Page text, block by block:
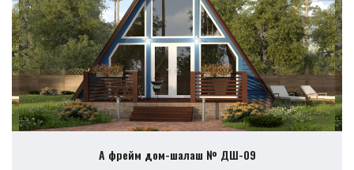
А фрейм дом-шалаш № ДШ-09